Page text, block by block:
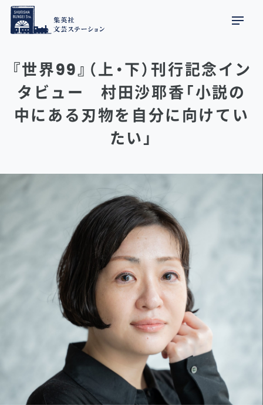
『世界99』（上・下）刊行記念イン
タビュー 村田沙耶香「小説の
中にある刃物を自分に向けてい
たい」